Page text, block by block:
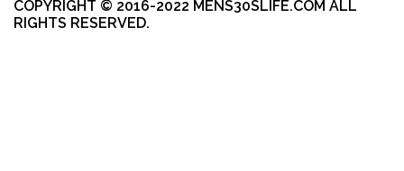
COPYRIGHT © 2016-2022 MENS30SLIFE.COM ALL
RIGHTS RESERVED.